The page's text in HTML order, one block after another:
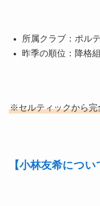
所属クラブ：ポル
昨季の順位：降格組
※セルティックから完
【小林友希につい